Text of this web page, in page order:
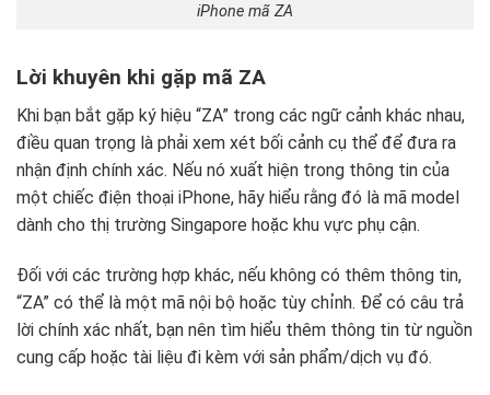
iPhone mã ZA
Lời khuyên khi gặp mã ZA
Khi bạn bắt gặp ký hiệu “ZA” trong các ngữ cảnh khác nhau,
điều quan trọng là phải xem xét bối cảnh cụ thể để đưa ra
nhận định chính xác. Nếu nó xuất hiện trong thông tin của
một chiếc điện thoại iPhone, hãy hiểu rằng đó là mã model
dành cho thị trường Singapore hoặc khu vực phụ cận.
Đối với các trường hợp khác, nếu không có thêm thông tin,
“ZA” có thể là một mã nội bộ hoặc tùy chỉnh. Để có câu trả
lời chính xác nhất, bạn nên tìm hiểu thêm thông tin từ nguồn
cung cấp hoặc tài liệu đi kèm với sản phẩm/dịch vụ đó.